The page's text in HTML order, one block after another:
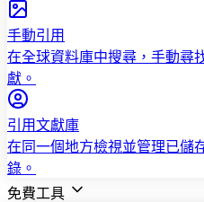
手動引用
在全球資料庫中搜尋，手動尋
獻。
引用文獻庫
在同一個地方檢視並管理已儲
錄。
免費工具